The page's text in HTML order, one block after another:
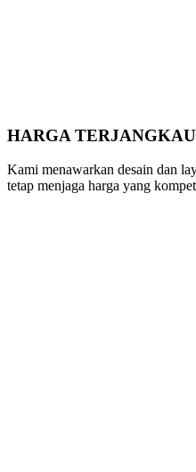
HARGA TERJANGKAU
Kami menawarkan desain dan
tetap menjaga harga yang